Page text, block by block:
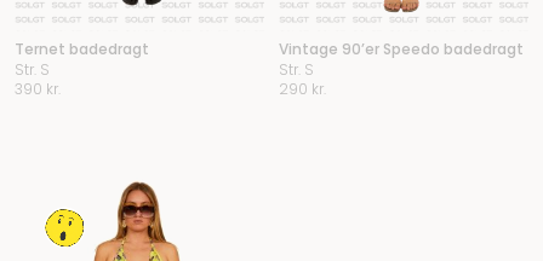
Ternet badedragt
Str. S
390 kr.
Vintage 90’er Speedo badedragt
Str. S
290 kr.